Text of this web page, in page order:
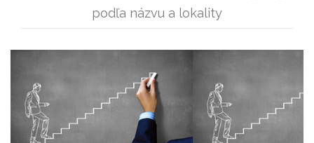
podľa názvu a lokality